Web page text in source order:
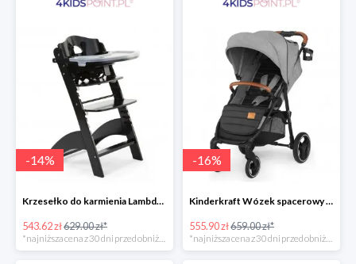
-14%
Krzesełko do karmienia Lambda 3 Black Childhome
543.62 zł629.00 zł*
*najniższa cena z 30 dni przed obniżką
-16%
Kinderkraft Wózek spacerowy Grande LX
555.90 zł659.00 zł*
*najniższa cena z 30 dni przed obniżką